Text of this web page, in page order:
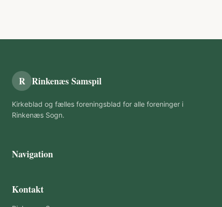
R Rinkenæs Samspil
Kirkeblad og fælles foreningsblad for alle foreninger i
Rinkenæs Sogn.
Navigation
Kontakt